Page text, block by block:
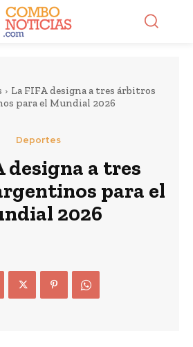
La FIFA designa a tres árbitros
para el Mundial 2026
Deportes
designa a tres
para el
2026